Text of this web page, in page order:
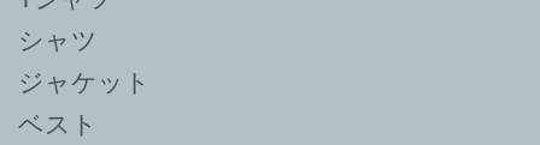
シャツ
ジャケット
ベスト